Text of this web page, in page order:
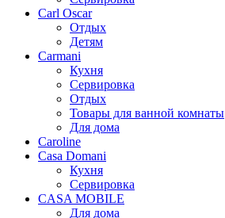
Carl Oscar
Отдых
Детям
Carmani
Кухня
Сервировка
Отдых
Товары для ванной комнаты
Для дома
Caroline
Casa Domani
Кухня
Сервировка
CASA MOBILE
Для дома